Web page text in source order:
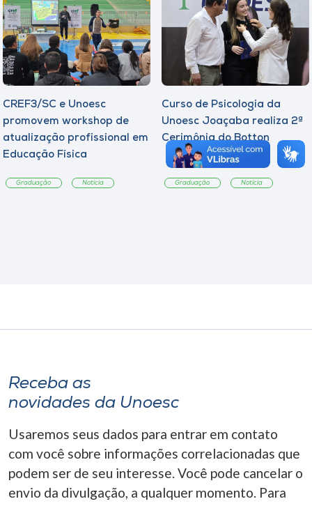
CREF3/SC e Unoesc
promovem workshop de
atualização profissional em
Educação Física
Graduação Notícia
Curso de Psicologia da
Unoesc Joaçaba realiza 2ª
Cerimônia do Botton
Graduação Notícia
Receba as
novidades da Unoesc
Usaremos seus dados para entrar em contato
com você sobre informações correlacionadas que
podem ser de seu interesse. Você pode cancelar o
envio da divulgação, a qualquer momento. Para